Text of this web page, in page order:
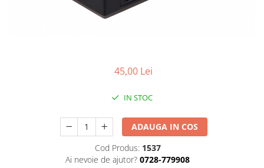
45,00 Lei
IN STOC
ADAUGA IN COS
Cod Produs: 1537
Ai nevoie de ajutor? 0728-779908